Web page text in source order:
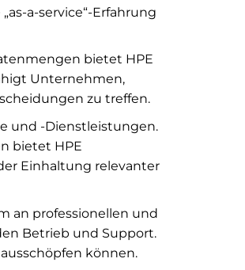
a-service“-Erfahrung
bietet HPE
Unternehmen,
zu treffen.
und -Dienstleistungen.
bietet HPE
Einhaltung relevanter
an professionellen und
Betrieb und Support.
können.